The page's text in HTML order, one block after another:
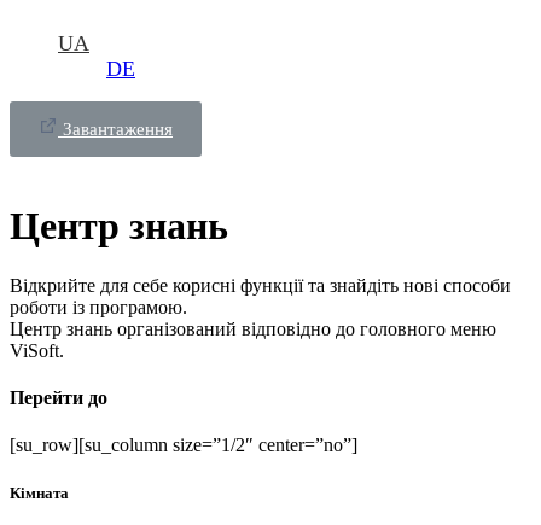
UA
DE
Завантаження
Центр знань
Відкрийте для себе корисні функції та знайдіть нові способи
роботи із програмою.
Центр знань організований відповідно до головного меню
ViSoft.
Перейти до
[su_row][su_column size=”1/2″ center=”no”]
Кімната